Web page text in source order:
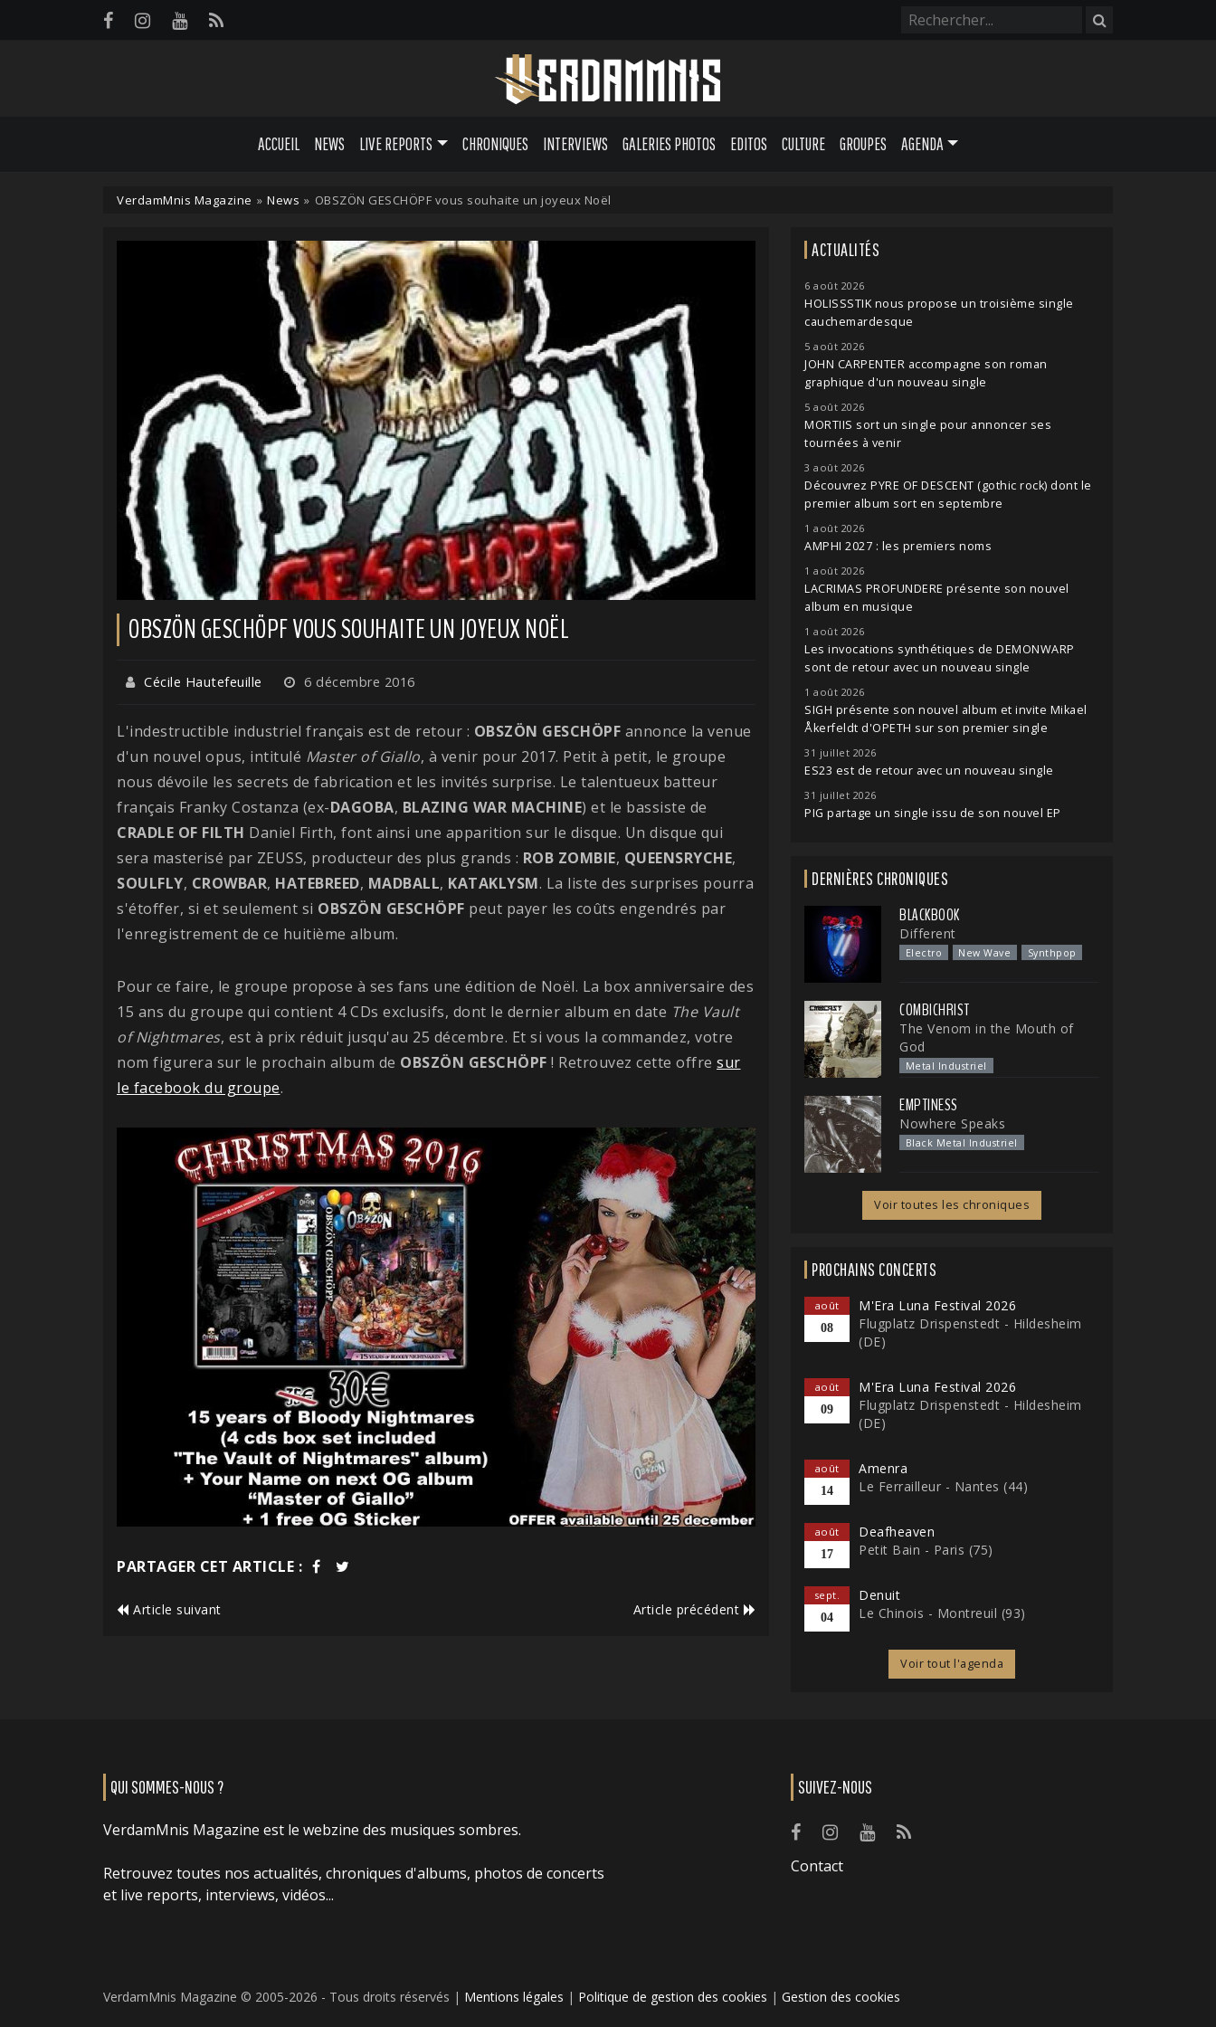
ACCUEIL NEWS LIVE REPORTS CHRONIQUES INTERVIEWS GALERIES PHOTOS EDITOS CULTURE GROUPES AGENDA
VerdamMnis Magazine » News » OBSZÖN GESCHÖPF vous souhaite un joyeux Noël
OBSZÖN GESCHÖPF VOUS SOUHAITE UN JOYEUX NOËL
Cécile Hautefeuille 6 décembre 2016
L'indestructible industriel français est de retour : OBSZÖN GESCHÖPF annonce la venue
d'un nouvel opus, intitulé Master of Giallo, à venir pour 2017. Petit à petit, le groupe
nous dévoile les secrets de fabrication et les invités surprise. Le talentueux batteur
français Franky Costanza (ex-DAGOBA, BLAZING WAR MACHINE) et le bassiste de
CRADLE OF FILTH Daniel Firth, font ainsi une apparition sur le disque. Un disque qui
sera masterisé par ZEUSS, producteur des plus grands : ROB ZOMBIE, QUEENSRYCHE,
SOULFLY, CROWBAR, HATEBREED, MADBALL, KATAKLYSM. La liste des surprises pourra
s'étoffer, si et seulement si OBSZÖN GESCHÖPF peut payer les coûts engendrés par
l'enregistrement de ce huitième album.
Pour ce faire, le groupe propose à ses fans une édition de Noël. La box anniversaire des
15 ans du groupe qui contient 4 CDs exclusifs, dont le dernier album en date The Vault
of Nightmares, est à prix réduit jusqu'au 25 décembre. Et si vous la commandez, votre
nom figurera sur le prochain album de OBSZÖN GESCHÖPF ! Retrouvez cette offre sur
le facebook du groupe.
PARTAGER CET ARTICLE :
Article suivant Article précédent
ACTUALITÉS
6 août 2026
HOLISSSTIK nous propose un troisième single
cauchemardesque
5 août 2026
JOHN CARPENTER accompagne son roman
graphique d'un nouveau single
5 août 2026
MORTIIS sort un single pour annoncer ses
tournées à venir
3 août 2026
Découvrez PYRE OF DESCENT (gothic rock) dont le
premier album sort en septembre
1 août 2026
AMPHI 2027 : les premiers noms
1 août 2026
LACRIMAS PROFUNDERE présente son nouvel
album en musique
1 août 2026
Les invocations synthétiques de DEMONWARP
sont de retour avec un nouveau single
1 août 2026
SIGH présente son nouvel album et invite Mikael
Åkerfeldt d'OPETH sur son premier single
31 juillet 2026
ES23 est de retour avec un nouveau single
31 juillet 2026
PIG partage un single issu de son nouvel EP
DERNIÈRES CHRONIQUES
BLACKBOOK
Different
Electro New Wave Synthpop
COMBICHRIST
The Venom in the Mouth of
God
Metal Industriel
EMPTINESS
Nowhere Speaks
Black Metal Industriel
Voir toutes les chroniques
PROCHAINS CONCERTS
août
08
M'Era Luna Festival 2026
Flugplatz Drispenstedt - Hildesheim
(DE)
août
09
M'Era Luna Festival 2026
Flugplatz Drispenstedt - Hildesheim
(DE)
août
14
Amenra
Le Ferrailleur - Nantes (44)
août
17
Deafheaven
Petit Bain - Paris (75)
sept.
04
Denuit
Le Chinois - Montreuil (93)
Voir tout l'agenda
QUI SOMMES-NOUS ?
VerdamMnis Magazine est le webzine des musiques sombres.
Retrouvez toutes nos actualités, chroniques d'albums, photos de concerts
et live reports, interviews, vidéos...
SUIVEZ-NOUS
Contact
VerdamMnis Magazine © 2005-2026 - Tous droits réservés | Mentions légales | Politique de gestion des cookies | Gestion des cookies
Panneau de gestion des cookies